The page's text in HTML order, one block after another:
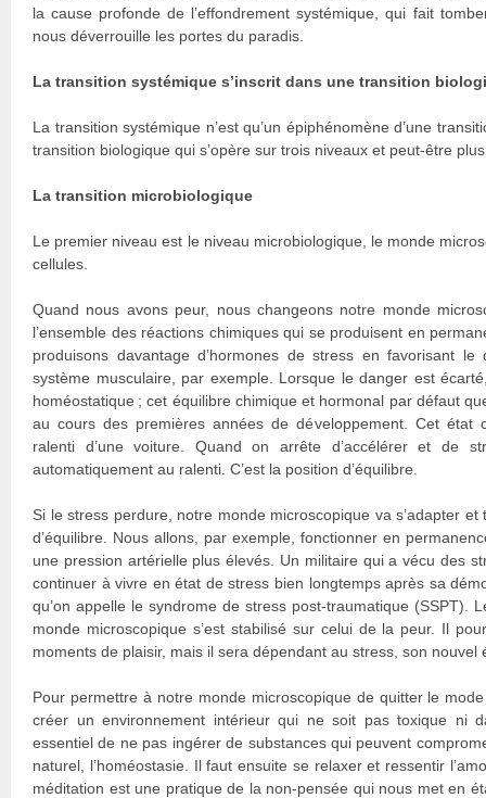
la cause profonde de l’effondrement systémique, qui fait
nous déverrouille les portes du paradis.
La transition systémique s’inscrit dans une transition
La transition systémique n’est qu’un épiphénomène d’une
transition biologique qui s’opère sur trois niveaux et peut-être
La transition microbiologique
Le premier niveau est le niveau microbiologique, le monde
cellules.
Quand nous avons peur, nous changeons notre monde
l’ensemble des réactions chimiques qui se produisent en
produisons davantage d’hormones de stress en favorisant le
système musculaire, par exemple. Lorsque le danger est
homéostatique ; cet équilibre chimique et hormonal par défaut
au cours des premières années de développement. Cet état
ralenti d’une voiture. Quand on arrête d’accélérer et de
automatiquement au ralenti. C’est la position d’équilibre.
Si le stress perdure, notre monde microscopique va s’adapter
d’équilibre. Nous allons, par exemple, fonctionner en
une pression artérielle plus élevés. Un militaire qui a vécu des
continuer à vivre en état de stress bien longtemps après sa
qu’on appelle le syndrome de stress post-traumatique (SSPT).
monde microscopique s’est stabilisé sur celui de la peur. Il
moments de plaisir, mais il sera dépendant au stress, son nouvel
Pour permettre à notre monde microscopique de quitter le
créer un environnement intérieur qui ne soit pas toxique ni
essentiel de ne pas ingérer de substances qui peuvent
naturel, l’homéostasie. Il faut ensuite se relaxer et ressentir
méditation est une pratique de la non-pensée qui nous met en